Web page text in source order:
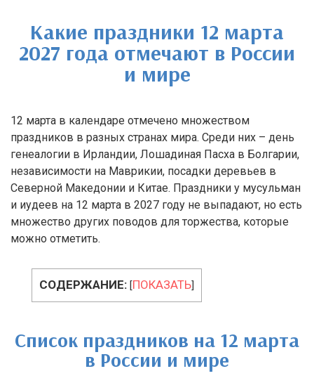
Какие праздники 12 марта
2027 года отмечают в России
и мире
12 марта в календаре отмечено множеством
праздников в разных странах мира. Среди них – день
генеалогии в Ирландии, Лошадиная Пасха в Болгарии,
независимости на Маврикии, посадки деревьев в
Северной Македонии и Китае. Праздники у мусульман
и иудеев на 12 марта в 2027 году не выпадают, но есть
множество других поводов для торжества, которые
можно отметить.
СОДЕРЖАНИЕ: [ПОКАЗАТЬ]
Список праздников на 12 марта
в России и мире